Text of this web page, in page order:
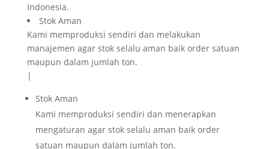
Indonesia.
Stok Aman
Kami memproduksi sendiri dan melakukan
manajemen agar stok selalu aman baik order satuan
maupun dalam jumlah ton.
|
Stok Aman
Kami memproduksi sendiri dan menerapkan
mengaturan agar stok selalu aman baik order
satuan maupun dalam jumlah ton.